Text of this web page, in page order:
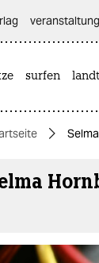
surfen